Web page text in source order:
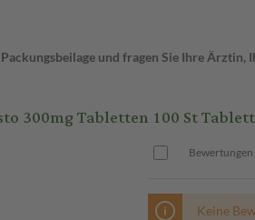
und fragen Sie Ihre
300mg Tabletten 100 St
Bewertungen
Keine